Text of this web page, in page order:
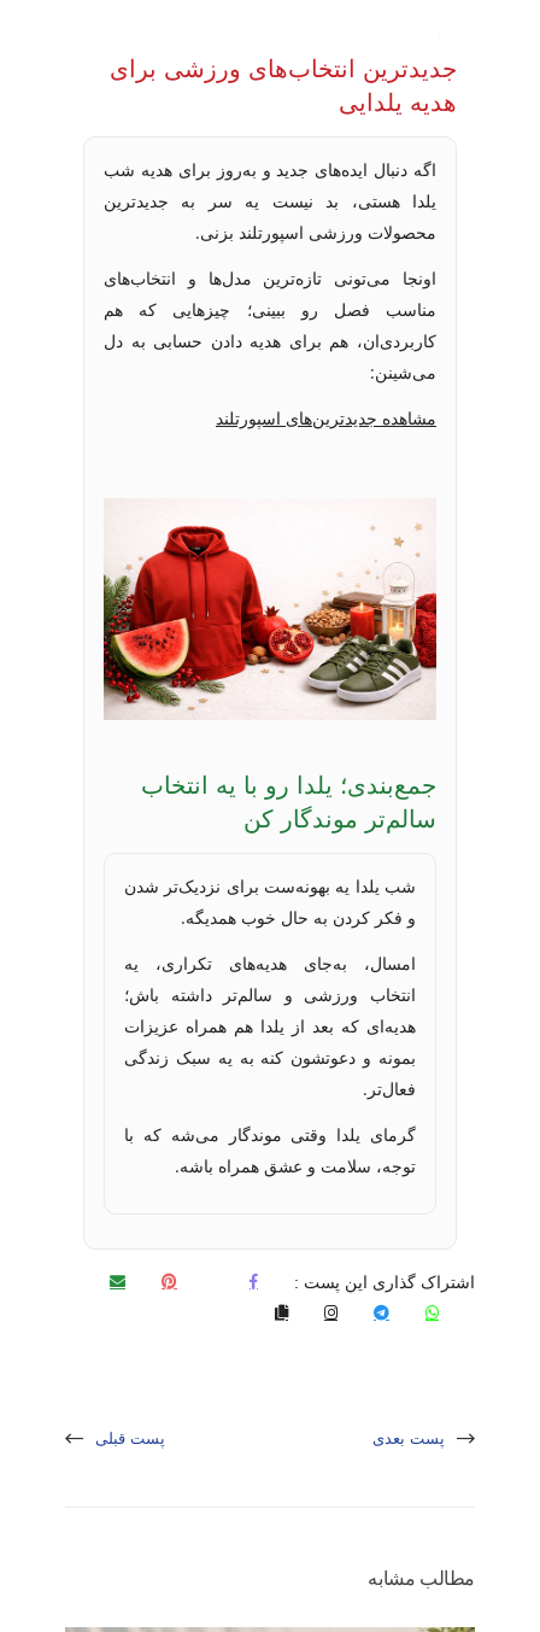
جدیدترین انتخاب‌های ورزشی برای
هدیه یلدایی
اگه دنبال ایده‌های جدید و به‌روز برای هدیه شب
یلدا هستی، بد نیست یه سر به جدیدترین
محصولات ورزشی اسپورتلند بزنی.
اونجا می‌تونی تازه‌ترین مدل‌ها و انتخاب‌های
مناسب فصل رو ببینی؛ چیزهایی که هم
کاربردی‌ان، هم برای هدیه دادن حسابی به دل
می‌شینن:
مشاهده جدیدترین‌های اسپورتلند
جمع‌بندی؛ یلدا رو با یه انتخاب
سالم‌تر موندگار کن
شب یلدا یه بهونه‌ست برای نزدیک‌تر شدن
و فکر کردن به حال خوب همدیگه.
امسال، به‌جای هدیه‌های تکراری، یه
انتخاب ورزشی و سالم‌تر داشته باش؛
هدیه‌ای که بعد از یلدا هم همراه عزیزات
بمونه و دعوتشون کنه به یه سبک زندگی
فعال‌تر.
گرمای یلدا وقتی موندگار می‌شه که با
توجه، سلامت و عشق همراه باشه.
اشتراک گذاری این پست :
پست قبلی پست بعدی
مطالب مشابه